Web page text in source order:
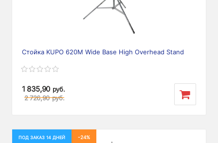
Стойка KUPO 620M Wide Base High Overhead Stand
1 835,90 руб.
2 726,90 руб.
ПОД ЗАКАЗ 14 ДНЕЙ -24%